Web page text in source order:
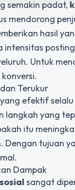
semakin padat,
mendorong
hasil
intensitas
Untuk
Terukur
yang efektif selalu
langkah yang
itu
Dengan tujuan
Dampak
sangat